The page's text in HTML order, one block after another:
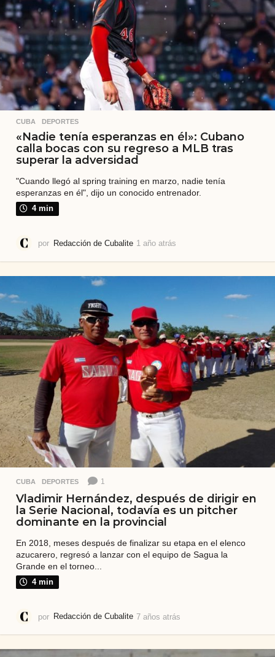
CUBA ,DEPORTES
«Nadie tenía esperanzas en él»: Cubano
calla bocas con su regreso a MLB tras
superar la adversidad
"Cuando llegó al spring training en marzo, nadie tenía
esperanzas en él", dijo un conocido entrenador.
4 min
por Redacción de Cubalite 1 año atrás
o
t
á
s
CUBA ,DEPORTES 1
Vladimir Hernández, después de dirigir en
la Serie Nacional, todavía es un pitcher
dominante en la provincial
En 2018, meses después de finalizar su etapa en el elenco
azucarero, regresó a lanzar con el equipo de Sagua la
Grande en el torneo...
4 min
por Redacción de Cubalite 7 años atrás
o